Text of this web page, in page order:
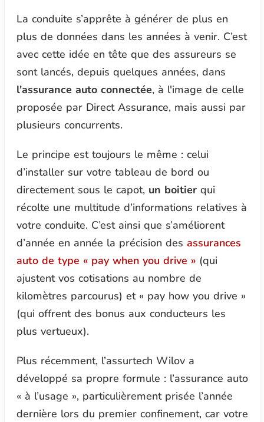
La conduite s’apprête à générer de plus en
plus de données dans les années à venir. C’est
avec cette idée en tête que des assureurs se
sont lancés, depuis quelques années, dans
l'assurance auto connectée, à l'image de celle
proposée par Direct Assurance, mais aussi par
plusieurs concurrents.
Le principe est toujours le même : celui
d’installer sur votre tableau de bord ou
directement sous le capot, un boitierqui
récolte une multitude d’informations relatives à
votre conduite. C’est ainsi que s’améliorent
d’année en année la précision des assurances
auto de type « pay when you drive »(qui
ajustent vos cotisations au nombre de
kilomètres parcourus) et « pay how you drive »
(qui offrent des bonus aux conducteurs les
plus vertueux).
Plus récemment, l’assurtech Wilov a
développé sa propre formule : l’assurance auto
« à l’usage », particulièrement prisée l’année
dernière lors du premier confinement, car votre